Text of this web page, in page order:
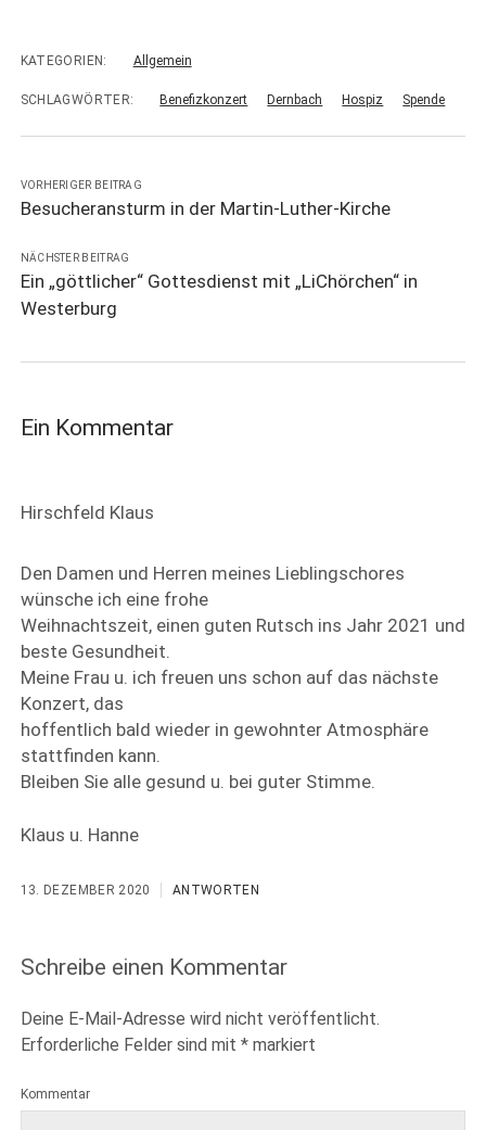
KATEGORIEN: Allgemein
SCHLAGWÖRTER: Benefizkonzert Dernbach Hospiz Spende
VORHERIGER BEITRAG
Besucheransturm in der Martin-Luther-Kirche
NÄCHSTER BEITRAG
Ein „göttlicher“ Gottesdienst mit „LiChörchen“ in
Westerburg
Ein Kommentar
Hirschfeld Klaus
Den Damen und Herren meines Lieblingschores
wünsche ich eine frohe
Weihnachtszeit, einen guten Rutsch ins Jahr 2021 und
beste Gesundheit.
Meine Frau u. ich freuen uns schon auf das nächste
Konzert, das
hoffentlich bald wieder in gewohnter Atmosphäre
stattfinden kann.
Bleiben Sie alle gesund u. bei guter Stimme.
Klaus u. Hanne
13. DEZEMBER 2020 ANTWORTEN
Schreibe einen Kommentar
Deine E-Mail-Adresse wird nicht veröffentlicht.
Erforderliche Felder sind mit *markiert
Kommentar